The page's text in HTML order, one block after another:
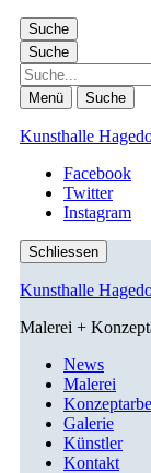
Suche
Suche
Suche
Menü Suche
Kunsthalle
Facebook
Twitter
Instagram
Schliessen
Kunsthalle
Malerei +
News
Malerei
Galerie
Künstler
Kontakt